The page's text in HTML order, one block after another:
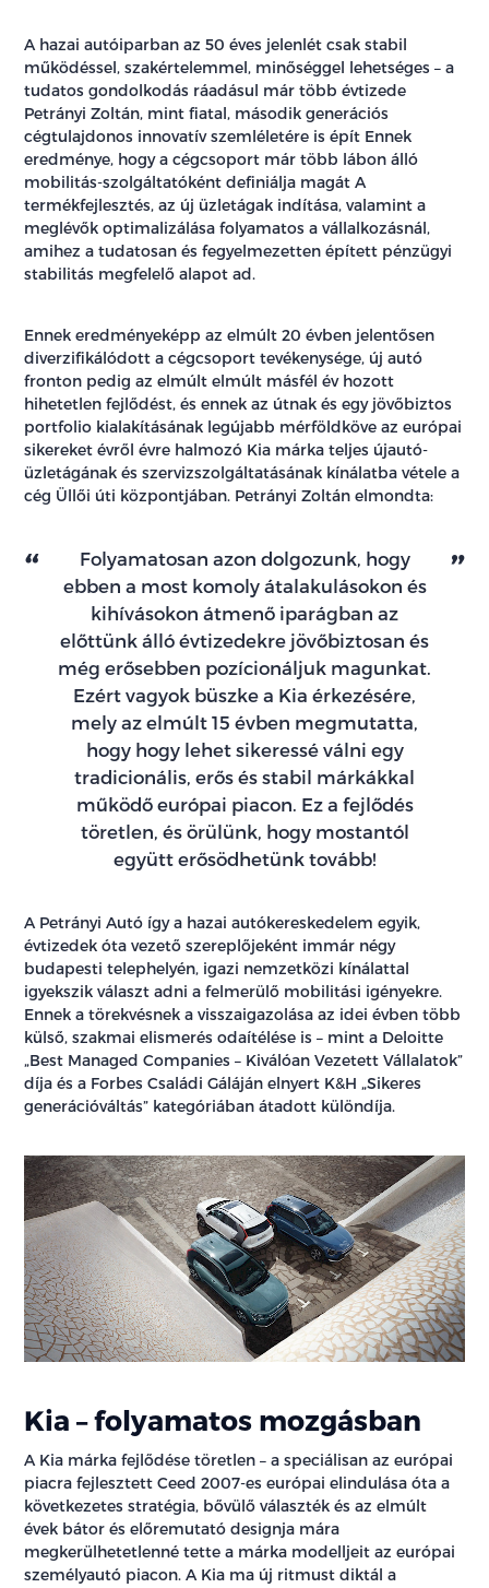
A hazai autóiparban az 50 éves jelenlét csak stabil
működéssel, szakértelemmel, minőséggel lehetséges – a
tudatos gondolkodás ráadásul már több évtizede
Petrányi Zoltán, mint fiatal, második generációs
cégtulajdonos innovatív szemléletére is épít Ennek
eredménye, hogy a cégcsoport már több lábon álló
mobilitás-szolgáltatóként definiálja magát A
termékfejlesztés, az új üzletágak indítása, valamint a
meglévők optimalizálása folyamatos a vállalkozásnál,
amihez a tudatosan és fegyelmezetten épített pénzügyi
stabilitás megfelelő alapot ad.
Ennek eredményeképp az elmúlt 20 évben jelentősen
diverzifikálódott a cégcsoport tevékenysége, új autó
fronton pedig az elmúlt elmúlt másfél év hozott
hihetetlen fejlődést, és ennek az útnak és egy jövőbiztos
portfolio kialakításának legújabb mérföldköve az európai
sikereket évről évre halmozó Kia márka teljes újautó-
üzletágának és szervizszolgáltatásának kínálatba vétele a
cég Üllői úti központjában. Petrányi Zoltán elmondta:
Folyamatosan azon dolgozunk, hogy
ebben a most komoly átalakulásokon és
kihívásokon átmenő iparágban az
előttünk álló évtizedekre jövőbiztosan és
még erősebben pozícionáljuk magunkat.
Ezért vagyok büszke a Kia érkezésére,
mely az elmúlt 15 évben megmutatta,
hogy hogy lehet sikeressé válni egy
tradicionális, erős és stabil márkákkal
működő európai piacon. Ez a fejlődés
töretlen, és örülünk, hogy mostantól
együtt erősödhetünk tovább!
A Petrányi Autó így a hazai autókereskedelem egyik,
évtizedek óta vezető szereplőjeként immár négy
budapesti telephelyén, igazi nemzetközi kínálattal
igyekszik választ adni a felmerülő mobilitási igényekre.
Ennek a törekvésnek a visszaigazolása az idei évben több
külső, szakmai elismerés odaítélése is – mint a Deloitte
„Best Managed Companies – Kiválóan Vezetett Vállalatok”
díja és a Forbes Családi Gáláján elnyert K&H „Sikeres
generációváltás” kategóriában átadott különdíja.
Kia – folyamatos mozgásban
A Kia márka fejlődése töretlen – a speciálisan az európai
piacra fejlesztett Ceed 2007-es európai elindulása óta a
következetes stratégia, bővülő választék és az elmúlt
évek bátor és előremutató designja mára
megkerülhetetlenné tette a márka modelljeit az európai
személyautó piacon. A Kia ma új ritmust diktál a